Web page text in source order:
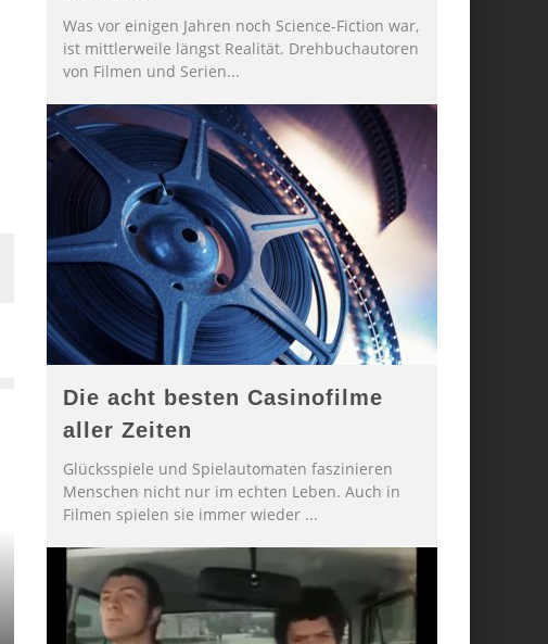
Was vor einigen Jahren noch Science-Fiction war,
ist mittlerweile längst Realität. Drehbuchautoren
von Filmen und Serien...
Die acht besten Casinofilme
aller Zeiten
Glücksspiele und Spielautomaten faszinieren
Menschen nicht nur im echten Leben. Auch in
Filmen spielen sie immer wieder ...